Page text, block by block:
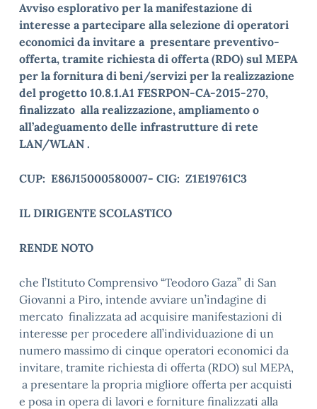
Avviso esplorativo per la manifestazione di
interesse a partecipare alla selezione di operatori
economici da invitare a presentare preventivo-
offerta, tramite richiesta di offerta (RDO) sul MEPA
per la fornitura di beni/servizi per la realizzazione
del progetto 10.8.1.A1 FESRPON-CA-2015-270,
finalizzato alla realizzazione, ampliamento o
all’adeguamento delle infrastrutture di rete
LAN/WLAN .
CUP: E86J15000580007- CIG: Z1E19761C3
IL DIRIGENTE SCOLASTICO
RENDE NOTO
che l’Istituto Comprensivo “Teodoro Gaza” di San
Giovanni a Piro, intende avviare un’indagine di
mercato finalizzata ad acquisire manifestazioni di
interesse per procedere all’individuazione di un
numero massimo di cinque operatori economici da
invitare, tramite richiesta di offerta (RDO) sul MEPA,
a presentare la propria migliore offerta per acquisti
e posa in opera di lavori e forniture finalizzati alla